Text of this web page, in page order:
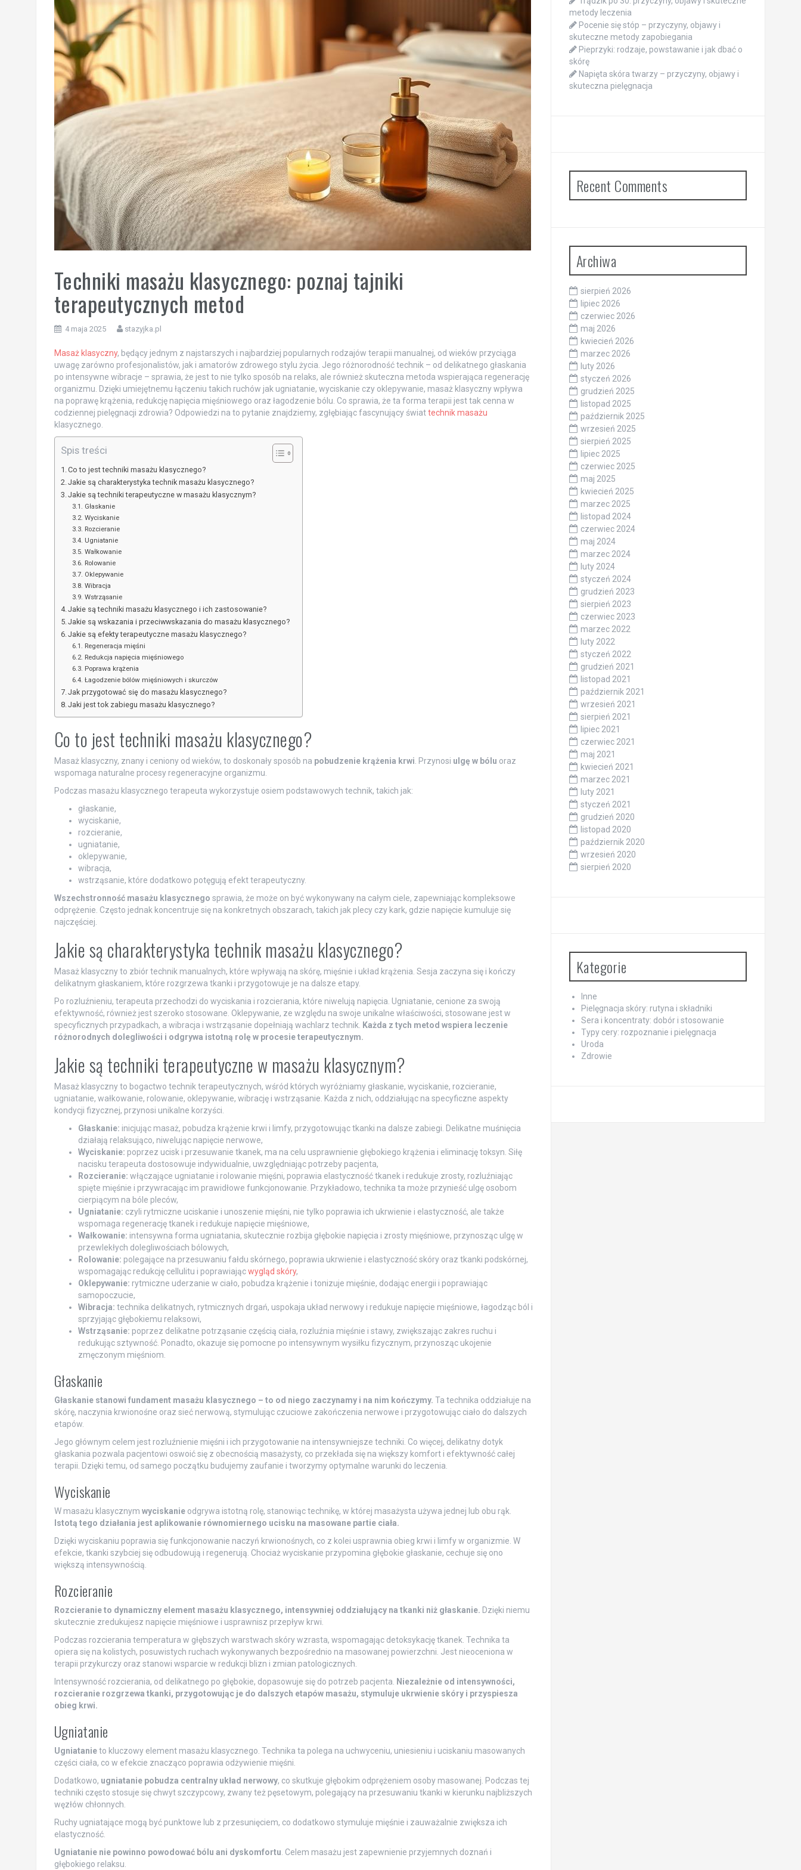
Techniki masażu klasycznego: poznaj tajniki
terapeutycznych metod
4 maja 2025 stazyjka.pl
Masaż klasyczny, będący jednym z najstarszych i najbardziej popularnych rodzajów terapii manualnej, od wieków przyciąga
uwagę zarówno profesjonalistów, jak i amatorów zdrowego stylu życia. Jego różnorodność technik – od delikatnego głaskania
po intensywne wibracje – sprawia, że jest to nie tylko sposób na relaks, ale również skuteczna metoda wspierająca regenerację
organizmu. Dzięki umiejętnemu łączeniu takich ruchów jak ugniatanie, wyciskanie czy oklepywanie, masaż klasyczny wpływa
na poprawę krążenia, redukcję napięcia mięśniowego oraz łagodzenie bólu. Co sprawia, że ta forma terapii jest tak cenna w
codziennej pielęgnacji zdrowia? Odpowiedzi na to pytanie znajdziemy, zgłębiając fascynujący świattechnik masażu
klasycznego.
Spis treści
Co to jest techniki masażu klasycznego?
Jakie są charakterystyka technik masażu klasycznego?
Jakie są techniki terapeutyczne w masażu klasycznym?
Głaskanie
Wyciskanie
Rozcieranie
Ugniatanie
Wałkowanie
Rolowanie
Oklepywanie
Wibracja
Wstrząsanie
Jakie są techniki masażu klasycznego i ich zastosowanie?
Jakie są wskazania i przeciwwskazania do masażu klasycznego?
Jakie są efekty terapeutyczne masażu klasycznego?
Regeneracja mięśni
Redukcja napięcia mięśniowego
Poprawa krążenia
Łagodzenie bólów mięśniowych i skurczów
Jak przygotować się do masażu klasycznego?
Jaki jest tok zabiegu masażu klasycznego?
Co to jest techniki masażu klasycznego?
Masaż klasyczny, znany i ceniony od wieków, to doskonały sposób na pobudzenie krążenia krwi . Przynosi ulgę w bólu oraz
wspomaga naturalne procesy regeneracyjne organizmu.
Podczas masażu klasycznego terapeuta wykorzystuje osiem podstawowych technik, takich jak:
głaskanie,
wyciskanie,
rozcieranie,
ugniatanie,
oklepywanie,
wibracja,
wstrząsanie, które dodatkowo potęgują efekt terapeutyczny.
Wszechstronność masażu klasycznego sprawia, że może on być wykonywany na całym ciele, zapewniając kompleksowe
odprężenie. Często jednak koncentruje się na konkretnych obszarach, takich jak plecy czy kark, gdzie napięcie kumuluje się
najczęściej.
Jakie są charakterystyka technik masażu klasycznego?
Masaż klasyczny to zbiór technik manualnych, które wpływają na skórę, mięśnie i układ krążenia. Sesja zaczyna się i kończy
delikatnym głaskaniem, które rozgrzewa tkanki i przygotowuje je na dalsze etapy.
Po rozluźnieniu, terapeuta przechodzi do wyciskania i rozcierania, które niwelują napięcia. Ugniatanie, cenione za swoją
efektywność, również jest szeroko stosowane. Oklepywanie, ze względu na swoje unikalne właściwości, stosowane jest w
specyficznych przypadkach, a wibracja i wstrząsanie dopełniają wachlarz technik.
Każda z tych metod wspiera leczenie
różnorodnych dolegliwości i odgrywa istotną rolę w procesie terapeutycznym.
Jakie są techniki terapeutyczne w masażu klasycznym?
Masaż klasyczny to bogactwo technik terapeutycznych, wśród których wyróżniamy głaskanie, wyciskanie, rozcieranie,
ugniatanie, wałkowanie, rolowanie, oklepywanie, wibrację i wstrząsanie. Każda z nich, oddziałując na specyficzne aspekty
kondycji fizycznej, przynosi unikalne korzyści.
Głaskanie: inicjując masaż, pobudza krążenie krwi i limfy, przygotowując tkanki na dalsze zabiegi. Delikatne muśnięcia
działają relaksująco, niwelując napięcie nerwowe,
Wyciskanie: poprzez ucisk i przesuwanie tkanek, ma na celu usprawnienie głębokiego krążenia i eliminację toksyn. Siłę
nacisku terapeuta dostosowuje indywidualnie, uwzględniając potrzeby pacjenta,
Rozcieranie: włączające ugniatanie i rolowanie mięśni, poprawia elastyczność tkanek i redukuje zrosty, rozluźniając
spięte mięśnie i przywracając im prawidłowe funkcjonowanie. Przykładowo, technika ta może przynieść ulgę osobom
cierpiącym na bóle pleców,
Ugniatanie: czyli rytmiczne uciskanie i unoszenie mięśni, nie tylko poprawia ich ukrwienie i elastyczność, ale także
wspomaga regenerację tkanek i redukuje napięcie mięśniowe,
Wałkowanie: intensywna forma ugniatania, skutecznie rozbija głębokie napięcia i zrosty mięśniowe, przynosząc ulgę w
przewlekłych dolegliwościach bólowych,
Rolowanie: polegające na przesuwaniu fałdu skórnego, poprawia ukrwienie i elastyczność skóry oraz tkanki podskórnej,
wspomagając redukcję cellulitu i poprawiającwygląd skóry,
Oklepywanie: rytmiczne uderzanie w ciało, pobudza krążenie i tonizuje mięśnie, dodając energii i poprawiając
samopoczucie,
Wibracja: technika delikatnych, rytmicznych drgań, uspokaja układ nerwowy i redukuje napięcie mięśniowe, łagodząc ból i
sprzyjając głębokiemu relaksowi,
Wstrząsanie: poprzez delikatne potrząsanie częścią ciała, rozluźnia mięśnie i stawy, zwiększając zakres ruchu i
redukując sztywność. Ponadto, okazuje się pomocne po intensywnym wysiłku fizycznym, przynosząc ukojenie
zmęczonym mięśniom.
Głaskanie
Głaskanie stanowi fundament masażu klasycznego – to od niego zaczynamy i na nim kończymy. Ta technika oddziałuje na
skórę, naczynia krwionośne oraz sieć nerwową, stymulując czuciowe zakończenia nerwowe i przygotowując ciało do dalszych
etapów.
Jego głównym celem jest rozluźnienie mięśni i ich przygotowanie na intensywniejsze techniki. Co więcej, delikatny dotyk
głaskania pozwala pacjentowi oswoić się z obecnością masażysty, co przekłada się na większy komfort i efektywność całej
terapii. Dzięki temu, od samego początku budujemy zaufanie i tworzymy optymalne warunki do leczenia.
Wyciskanie
W masażu klasycznym wyciskanieodgrywa istotną rolę, stanowiąc technikę, w której masażysta używa jednej lub obu rąk.
Istotą tego działania jest aplikowanie równomiernego ucisku na masowane partie ciała.
Dzięki wyciskaniu poprawia się funkcjonowanie naczyń krwionośnych, co z kolei usprawnia obieg krwi i limfy w organizmie. W
efekcie, tkanki szybciej się odbudowują i regenerują. Chociaż wyciskanie przypomina głębokie głaskanie, cechuje się ono
większą intensywnością.
Rozcieranie
Rozcieranie to dynamiczny element masażu klasycznego, intensywniej oddziałujący na tkanki niż głaskanie. Dzięki niemu
skutecznie zredukujesz napięcie mięśniowe i usprawnisz przepływ krwi.
Podczas rozcierania temperatura w głębszych warstwach skóry wzrasta, wspomagając detoksykację tkanek. Technika ta
opiera się na kolistych, posuwistych ruchach wykonywanych bezpośrednio na masowanej powierzchni. Jest nieoceniona w
terapii przykurczy oraz stanowi wsparcie w redukcji blizn i zmian patologicznych.
Intensywność rozcierania, od delikatnego po głębokie, dopasowuje się do potrzeb pacjenta.
Niezależnie od intensywności,
rozcieranie rozgrzewa tkanki, przygotowując je do dalszych etapów masażu, stymuluje ukrwienie skóry i przyspiesza
obieg krwi.
Ugniatanie
Ugniatanieto kluczowy element masażu klasycznego. Technika ta polega na uchwyceniu, uniesieniu i uciskaniu masowanych
części ciała, co w efekcie znacząco poprawia odżywienie mięśni.
Dodatkowo, ugniatanie pobudza centralny układ nerwowy, co skutkuje głębokim odprężeniem osoby masowanej. Podczas tej
techniki często stosuje się chwyt szczypcowy, zwany też pęsetowym, polegający na przesuwaniu tkanki w kierunku najbliższych
węzłów chłonnych.
Ruchy ugniatające mogą być punktowe lub z przesunięciem, co dodatkowo stymuluje mięśnie i zauważalnie zwiększa ich
elastyczność.
Ugniatanie nie powinno powodować bólu ani dyskomfortu . Celem masażu jest zapewnienie przyjemnych doznań i
głębokiego relaksu.
metody leczenia
Pocenie się stóp – przyczyny, objawy i
skuteczne metody zapobiegania
Pieprzyki: rodzaje, powstawanie i jak dbać o
skórę
Napięta skóra twarzy – przyczyny, objawy i
skuteczna pielęgnacja
Recent Comments
Archiwa
sierpień 2026
lipiec 2026
czerwiec 2026
maj 2026
kwiecień 2026
marzec 2026
luty 2026
styczeń 2026
grudzień 2025
listopad 2025
październik 2025
wrzesień 2025
sierpień 2025
lipiec 2025
czerwiec 2025
maj 2025
kwiecień 2025
marzec 2025
listopad 2024
czerwiec 2024
maj 2024
marzec 2024
luty 2024
styczeń 2024
grudzień 2023
sierpień 2023
czerwiec 2023
marzec 2022
luty 2022
styczeń 2022
grudzień 2021
listopad 2021
październik 2021
wrzesień 2021
sierpień 2021
lipiec 2021
czerwiec 2021
maj 2021
kwiecień 2021
marzec 2021
luty 2021
styczeń 2021
grudzień 2020
listopad 2020
październik 2020
wrzesień 2020
sierpień 2020
Kategorie
Inne
Pielęgnacja skóry: rutyna i składniki
Sera i koncentraty: dobór i stosowanie
Typy cery: rozpoznanie i pielęgnacja
Uroda
Zdrowie